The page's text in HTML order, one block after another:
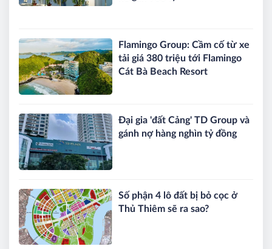
Flamingo Group: Cầm cố từ xe
tải giá 380 triệu tới Flamingo
Cát Bà Beach Resort
Đại gia 'đất Cảng' TD Group và
gánh nợ hàng nghìn tỷ đồng
Số phận 4 lô đất bị bỏ cọc ở
Thủ Thiêm sẽ ra sao?